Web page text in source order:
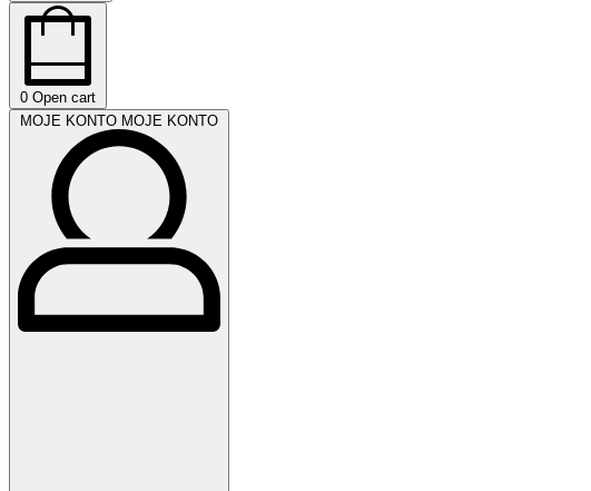
0 Open cart
MOJE KONTO MOJE KONTO